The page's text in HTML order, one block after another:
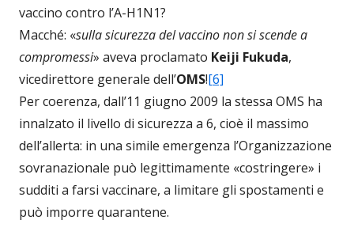
vaccino contro l’A-H1N1?
Macché: «sulla sicurezza del vaccino non si scende a
compromessi» aveva proclamato Keiji Fukuda,
vicedirettore generale dell’OMS![6]
Per coerenza, dall’11 giugno 2009 la stessa OMS ha
innalzato il livello di sicurezza a 6, cioè il massimo
dell’allerta: in una simile emergenza l’Organizzazione
sovranazionale può legittimamente «costringere» i
sudditi a farsi vaccinare, a limitare gli spostamenti e
può imporre quarantene.